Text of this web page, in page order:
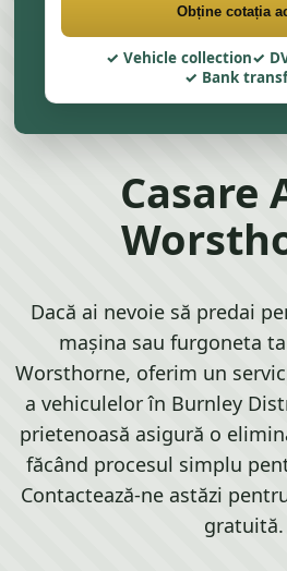
Obține cotația
Vehicle collection
Bank
Casare
Dacă ai nevoie să predai
mașina sau furgoneta
Worsthorne, oferim un
a vehiculelor în Burnley
prietenoasă asigură o
făcând procesul simplu
Contactează-ne astăzi
gratuită.